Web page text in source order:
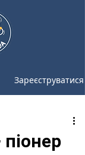
Зареєструватися